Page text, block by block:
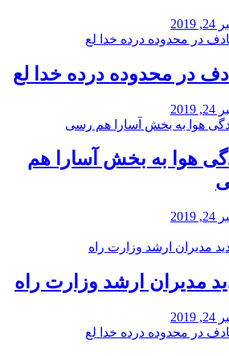
در محدوده درده خدا لع
هوا به بخش آسارا هم
مدیران ارشد وزارت راه